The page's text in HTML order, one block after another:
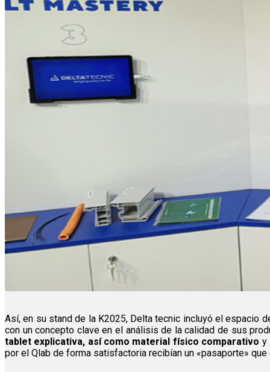
Así, en su stand de la K2025, Delta tecnic incluyó el espacio
con un concepto clave en el análisis de la calidad de sus
tablet explicativa, así como material físico comparativo y
por el Qlab de forma satisfactoria recibían un «pasaporte»